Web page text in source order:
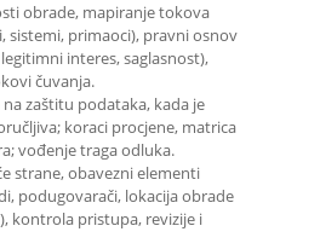
obrade, mapiranje tokova
sistemi, primaoci), pravni osnov
interes, saglasnost),
čuvanja.
zaštitu podataka, kada je
koraci procjene, matrica
vođenje traga odluka.
strane, obavezni elementi
podugovarači, lokacija obrade
kontrola pristupa, revizije i